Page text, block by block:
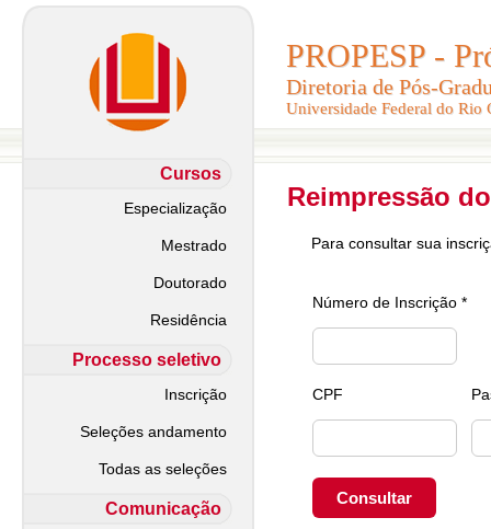
PROPESP -
Diretoria de Pós-
Universidade Federal do Rio
PROPESP -
Diretoria de Pós-
Universidade Federal do Rio
Cursos
Especialização
Mestrado
Doutorado
Residência
Processo seletivo
Inscrição
Seleções andamento
Todas as seleções
Comunicação
Reimpressão
Para consultar sua
Número de Inscrição *
CPF